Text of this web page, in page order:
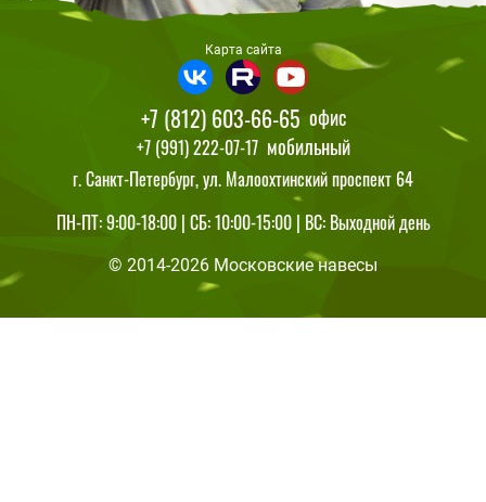
ПН-ПТ: 9:00-18:00 | СБ: 10:00-15:00 | ВС: Выходной день
© 2014-2026 Московские навесы
+7 (812) 603-66-65 офис
+7 (991) 222-07-17 мобильный
г. Санкт-Петербург, ул. Малоохтинский проспект 64
Карта сайта